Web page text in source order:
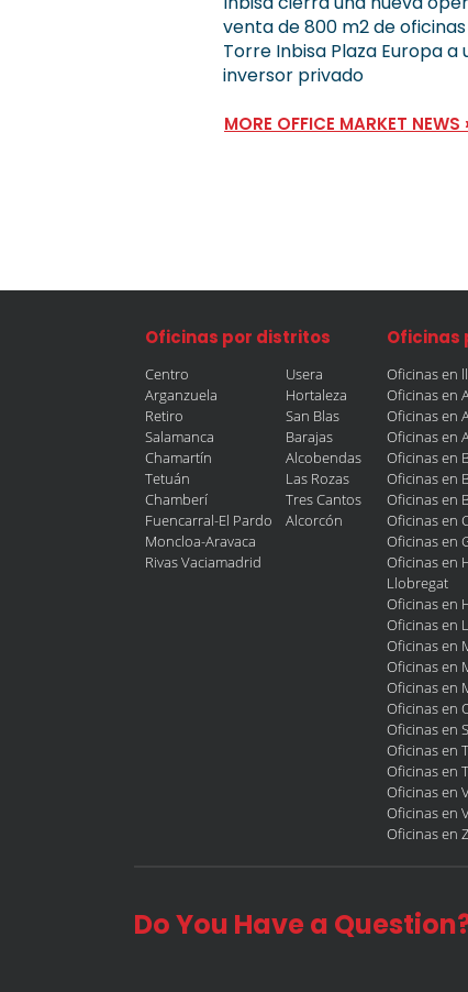
venta de 800 m2 de
Torre Inbisa Plaza Europa a
inversor privado
MORE OFFICE MARKET NEWS
Oficinas por distritos
Centro
Arganzuela
Retiro
Salamanca
Chamartín
Tetuán
Chamberí
Fuencarral-El Pardo
Moncloa-Aravaca
Rivas Vaciamadrid
Usera
Hortaleza
San Blas
Barajas
Alcobendas
Las Rozas
Tres Cantos
Alcorcón
Oficinas
Oficinas en
Oficinas en
Oficinas en
Oficinas en
Oficinas en
Oficinas en
Oficinas en
Oficinas en
Oficinas en
Oficinas en
Llobregat
Oficinas en
Oficinas en
Oficinas en
Oficinas en
Oficinas en
Oficinas en
Oficinas en
Oficinas en
Oficinas en
Oficinas en
Oficinas en
Oficinas en
Do You Have a